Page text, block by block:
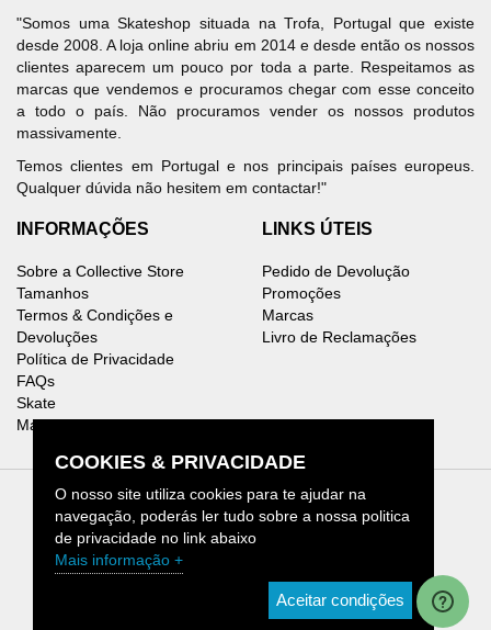
"Somos uma Skateshop situada na Trofa, Portugal que existe
desde 2008. A loja online abriu em 2014 e desde então os nossos
clientes aparecem um pouco por toda a parte. Respeitamos as
marcas que vendemos e procuramos chegar com esse conceito
a todo o país. Não procuramos vender os nossos produtos
massivamente.
Temos clientes em Portugal e nos principais países europeus.
Qualquer dúvida não hesitem em contactar!"
INFORMAÇÕES
Sobre a Collective Store
Tamanhos
Termos & Condições e
Devoluções
Política de Privacidade
FAQs
Skate
Mapa do Site
LINKS ÚTEIS
Pedido de Devolução
Promoções
Marcas
Livro de Reclamações
Collective Store © 2026.
CHAMADA PARA REDE MÓVEL NACIONAL
COOKIES & PRIVACIDADE
O nosso site utiliza cookies para te ajudar na
navegação, poderás ler tudo sobre a nossa politica
de privacidade no link abaixo
Mais informação +
Aceitar condições